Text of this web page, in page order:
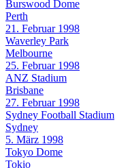
Burswood Dome
Perth
21. Februar 1998
Waverley Park
Melbourne
25. Februar 1998
ANZ Stadium
Brisbane
27. Februar 1998
Sydney Football Stadium
Sydney
5. März 1998
Tokyo Dome
Tokio